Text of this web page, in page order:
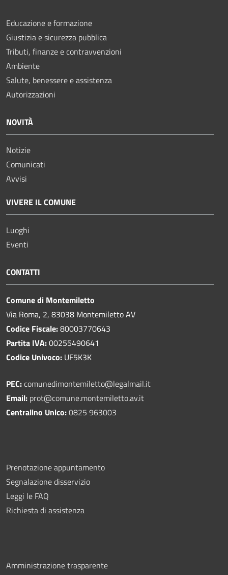
Educazione e formazione
Giustizia e sicurezza pubblica
Tributi, finanze e contravvenzioni
Ambiente
Salute, benessere e assistenza
Autorizzazioni
NOVITÀ
Notizie
Comunicati
Avvisi
VIVERE IL COMUNE
Luoghi
Eventi
CONTATTI
Comune di Montemiletto
Via Roma, 2, 83038 Montemiletto AV
Codice Fiscale:80003770643
Partita IVA:00255490641
Codice Univoco: UF5K3K
PEC:comunedimontemiletto@legalmail.it
Email: prot@comune.montemiletto.av.it
Centralino Unico:0825 963003
Prenotazione appuntamento
Segnalazione disservizio
Leggi le FAQ
Richiesta di assistenza
Amministrazione trasparente